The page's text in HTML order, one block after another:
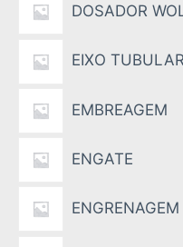
DOSADOR
EIXO TUBULAR
EMBREAGEM
ENGATE
ENGRENAGEM